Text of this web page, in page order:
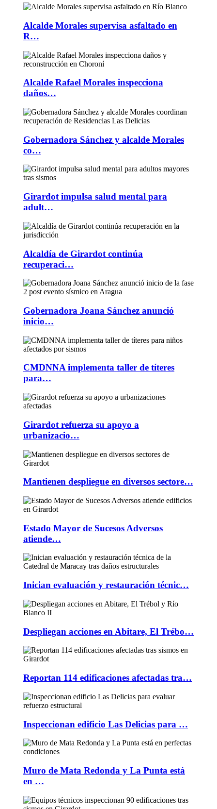
Alcalde Morales supervisa asfaltado en
R…
Alcalde Rafael Morales inspecciona
daños…
Gobernadora Sánchez y alcalde Morales
co…
Girardot impulsa salud mental para
adult…
Alcaldía de Girardot continúa
recuperaci…
Gobernadora Joana Sánchez anunció
inicio…
CMDNNA implementa taller de títeres
para…
Girardot refuerza su apoyo a
urbanizacio…
Mantienen despliegue en diversos sectore…
Estado Mayor de Sucesos Adversos
atiende…
Inician evaluación y restauración técnic…
Despliegan acciones en Abitare, El Trébo…
Reportan 114 edificaciones afectadas tra…
Inspeccionan edificio Las Delicias para …
Muro de Mata Redonda y La Punta está
en …